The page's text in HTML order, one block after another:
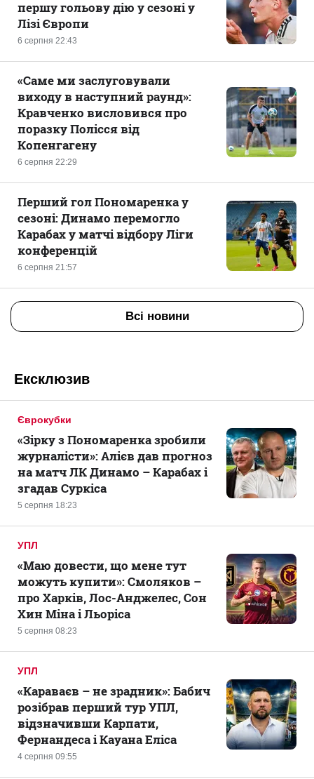
6 серпня 22:43
першу гольову дію у сезоні у
Лізі Європи
6 серпня 22:29
«Саме ми заслуговували
виходу в наступний раунд»:
Кравченко висловився про
поразку Полісся від
Копенгагену
6 серпня 21:57
Перший гол Пономаренка у
сезоні: Динамо перемогло
Карабах у матчі відбору Ліги
конференцій
Всі новини
Ексклюзив
Єврокубки
5 серпня 18:23
«Зірку з Пономаренка зробили
журналісти»: Алієв дав прогноз
на матч ЛК Динамо – Карабах і
згадав Суркіса
УПЛ
5 серпня 08:23
«Маю довести, що мене тут
можуть купити»: Смоляков –
про Харків, Лос-Анджелес, Сон
Хин Міна і Льоріса
УПЛ
4 серпня 09:55
«Караваєв – не зрадник»: Бабич
розібрав перший тур УПЛ,
відзначивши Карпати,
Фернандеса і Кауана Еліса